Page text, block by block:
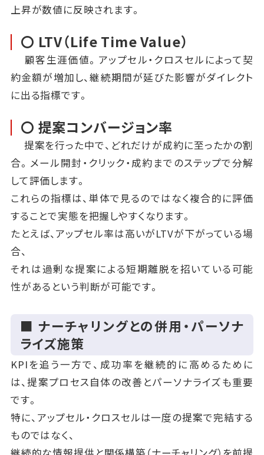
上昇が数値に反映されます。
〇 LTV（Life Time Value）
顧客生涯価値。アップセル・クロスセルによって契
約金額が増加し、継続期間が延びた影響がダイレクト
に出る指標です。
〇 提案コンバージョン率
提案を行った中で、どれだけが成約に至ったかの割
合。メール開封・クリック・成約までのステップで分解
して評価します。
これらの指標は、単体で見るのではなく複合的に評価
することで実態を把握しやすくなります。
たとえば、アップセル率は高いがLTVが下がっている場
合、
それは過剰な提案による短期離脱を招いている可能
性があるという判断が可能です。
■ ナーチャリングとの併用・パーソナ
ライズ施策
KPIを追う一方で、成功率を継続的に高めるために
は、提案プロセス自体の改善とパーソナライズも重要
です。
特に、アップセル・クロスセルは一度の提案で完結する
ものではなく、